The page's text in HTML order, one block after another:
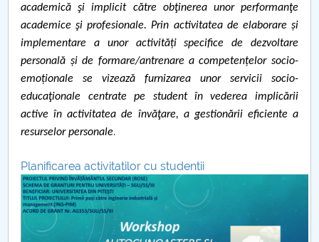
Români de pretutindeni - ADMITERE
Senat
Facultăți
Studenți
Relații Publice
Relații Internaționale
academică şi implicit către obţinerea unor performanţe
academice şi profesionale. Prin activitatea de elaborare și
implementare a unor activități specifice de dezvoltare
personală și de formare/antrenare a competențelor socio-
emoționale se vizează furnizarea unor servicii socio-
educaţionale centrate pe student în vederea implicării
active în activitatea de învăţare, a gestionării eficiente a
resurselor personale.
Planificarea activitatilor cu studentii